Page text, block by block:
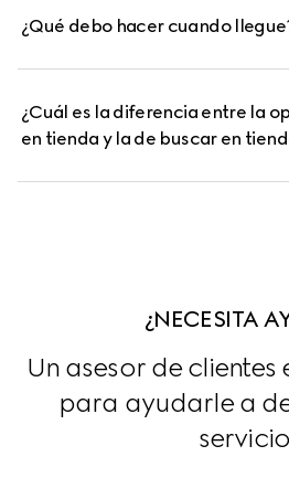
¿Qué debo hacer cuando
¿Cuál es la diferencia entre la
en tienda y la de buscar en
¿NECESITA
Un asesor de
para ayudarle a